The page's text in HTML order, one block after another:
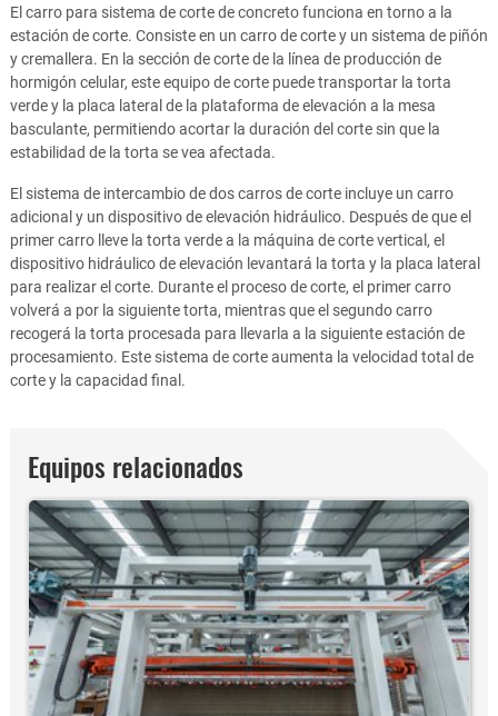
El carro para sistema de corte de concreto funciona en torno a la
estación de corte. Consiste en un carro de corte y un sistema de piñón
y cremallera. En la sección de corte de la línea de producción de
hormigón celular, este equipo de corte puede transportar la torta
verde y la placa lateral de la plataforma de elevación a la mesa
basculante, permitiendo acortar la duración del corte sin que la
estabilidad de la torta se vea afectada.
El sistema de intercambio de dos carros de corte incluye un carro
adicional y un dispositivo de elevación hidráulico. Después de que el
primer carro lleve la torta verde a la máquina de corte vertical, el
dispositivo hidráulico de elevación levantará la torta y la placa lateral
para realizar el corte. Durante el proceso de corte, el primer carro
volverá a por la siguiente torta, mientras que el segundo carro
recogerá la torta procesada para llevarla a la siguiente estación de
procesamiento. Este sistema de corte aumenta la velocidad total de
corte y la capacidad final.
Equipos relacionados